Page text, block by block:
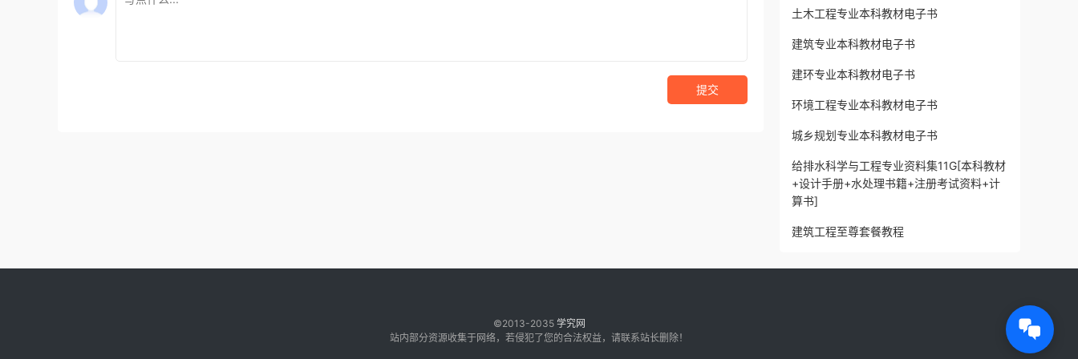
提交
土木工程专业本科教材电子书
建筑专业本科教材电子书
建环专业本科教材电子书
环境工程专业本科教材电子书
城乡规划专业本科教材电子书
给排水科学与工程专业资料集11G[本科教材
+设计手册+水处理书籍+注册考试资料+计
算书]
建筑工程至尊套餐教程
©2013-2035 学究网
站内部分资源收集于网络，若侵犯了您的合法权益，请联系站长删除！